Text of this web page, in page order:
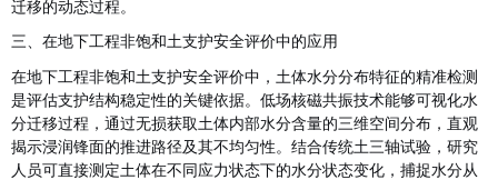
迁移的动态过程 。
三、在地下工程非饱和土支护安全评价中的应用
在地下工程非饱和土支护安全评价中，土体水分分布特征的精准检测
是评估支护结构稳定性的关键依据。低场核磁共振技术能够可视化水
分迁移过程，通过无损获取土体内部水分含量的三维空间分布，直观
揭示浸润锋面的推进路径及其不均匀性 。结合传统土三轴试验，研究
人员可直接测定土体在不同应力状态下的水分状态变化，捕捉水分从